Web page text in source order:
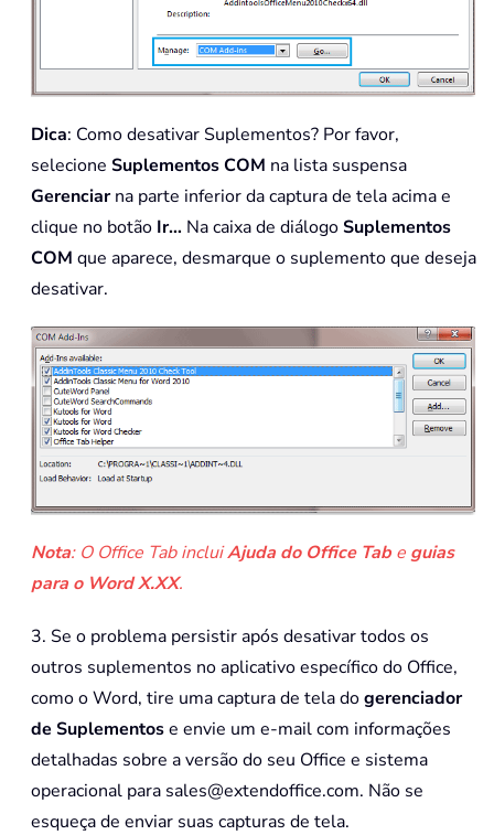
Dica: Como desativar Suplementos? Por favor,
selecione Suplementos COM na lista suspensa
Gerenciarna parte inferior da captura de tela acima e
clique no botão Ir… Na caixa de diálogoSuplementos
COM que aparece, desmarque o suplemento que deseja
desativar.
Nota: O Office Tab incluiAjuda do Office Tab e guias
para o Word X.XX.
3. Se o problema persistir após desativar todos os
outros suplementos no aplicativo específico do Office,
como o Word, tire uma captura de tela dogerenciador
de Suplementose envie um e-mail com informações
detalhadas sobre a versão do seu Office e sistema
operacional para sales@extendoffice.com. Não se
esqueça de enviar suas capturas de tela.